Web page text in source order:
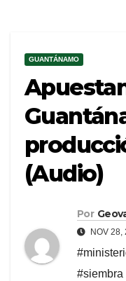
GUANTÁNAMO
(Audio)
Por
NOV 28,
#siembra